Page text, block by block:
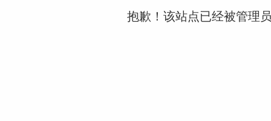
抱歉！该站点已经被管理